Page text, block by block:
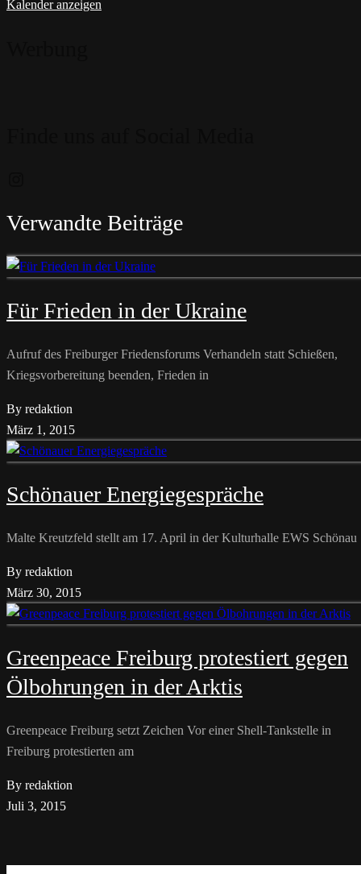
Kalender anzeigen
Verwandte Beiträge
Für Frieden in der Ukraine
Aufruf des Freiburger Friedensforums Verhandeln statt Schießen,
Kriegsvorbereitung beenden, Frieden in
By redaktion
März 1, 2015
Schönauer Energiegespräche
Malte Kreutzfeld stellt am 17. April in der Kulturhalle EWS Schönau
By redaktion
März 30, 2015
Greenpeace Freiburg protestiert gegen
Ölbohrungen in der Arktis
Greenpeace Freiburg setzt Zeichen Vor einer Shell-Tankstelle in
Freiburg protestierten am
By redaktion
Juli 3, 2015